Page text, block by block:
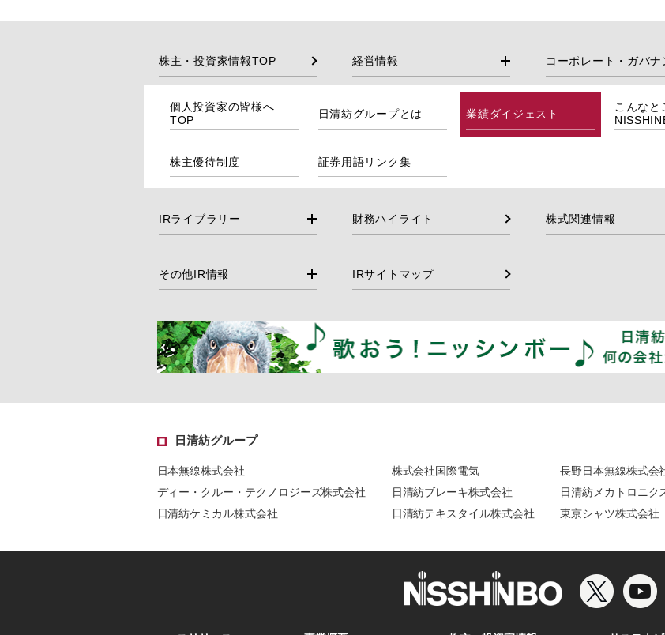
株主・投資家情報TOP 経営情報 コーポレート・ガバナ
個人投資家の皆様へ
TOP
日清紡グループとは 業績ダイジェスト
こんなと
株主優待制度 証券用語リンク集
IRライブラリー 財務ハイライト 株式関連情報
その他IR情報 IRサイトマップ
日清紡グループ
日本無線株式会社
ディー・クルー・テクノロジーズ株式会社
日清紡ケミカル株式会社
株式会社国際電気
日清紡ブレーキ株式会社
日清紡テキスタイル株式会社
長野日本無線株式会
日清紡メカトロニク
東京シャツ株式会社